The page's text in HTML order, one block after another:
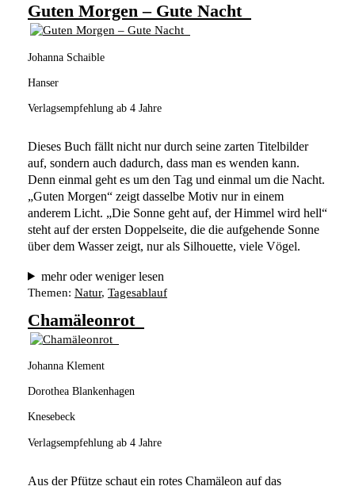
Guten Morgen – Gute Nacht
Johanna Schaible
Hanser
Verlagsempfehlung ab 4 Jahre
Dieses Buch fällt nicht nur durch seine zarten Titelbilder
auf, sondern auch dadurch, dass man es wenden kann.
Denn einmal geht es um den Tag und einmal um die Nacht.
„Guten Morgen“ zeigt dasselbe Motiv nur in einem
anderem Licht. „Die Sonne geht auf, der Himmel wird hell“
steht auf der ersten Doppelseite, die die aufgehende Sonne
über dem Wasser zeigt, nur als Silhouette, viele Vögel.
mehr oder weniger lesen
Themen: Natur, Tagesablauf
Chamäleonrot
Johanna Klement
Dorothea Blankenhagen
Knesebeck
Verlagsempfehlung ab 4 Jahre
Aus der Pfütze schaut ein rotes Chamäleon auf das